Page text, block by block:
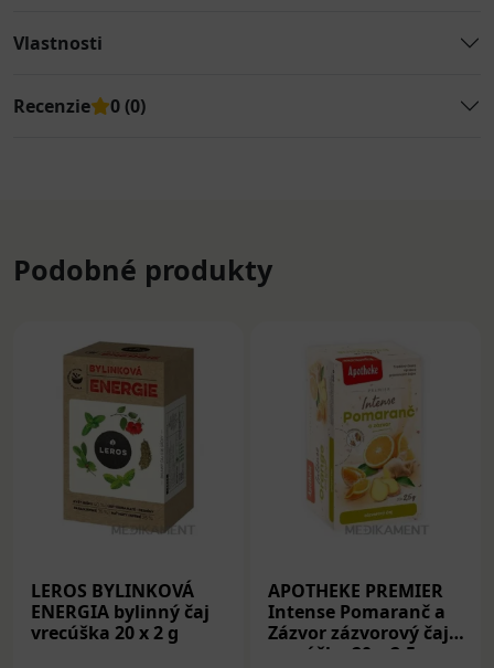
Vlastnosti
Recenzie 0 (0)
Podobné produkty
LEROS BYLINKOVÁ
ENERGIA bylinný čaj
vrecúška 20 x 2 g
APOTHEKE PREMIER
Intense Pomaranč a
Zázvor zázvorový čaj
vrecúška 20 x 2,5 g